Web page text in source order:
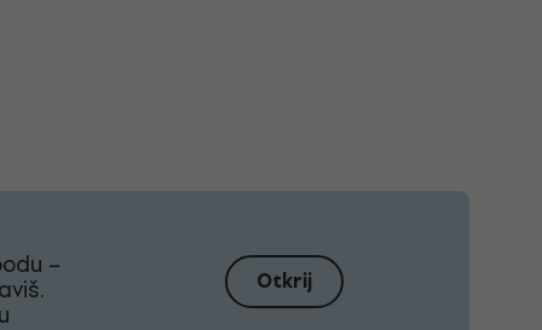
– Otkrij